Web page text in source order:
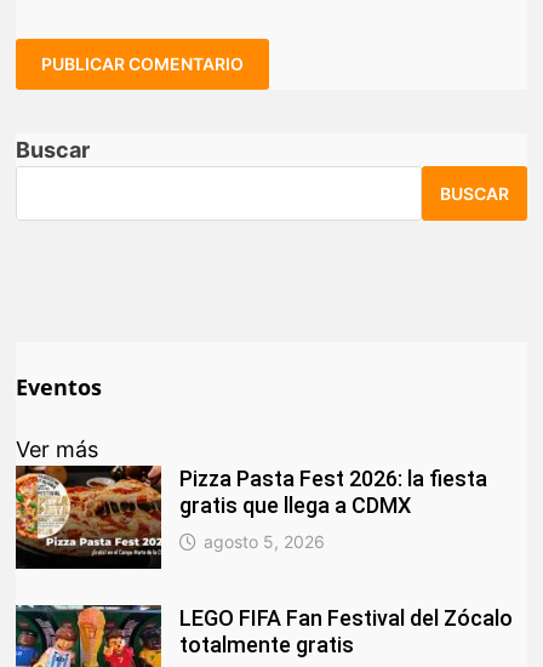
Buscar
BUSCAR
Eventos
Ver más
Pizza Pasta Fest 2026: la fiesta
gratis que llega a CDMX
agosto 5, 2026
LEGO FIFA Fan Festival del Zócalo
totalmente gratis